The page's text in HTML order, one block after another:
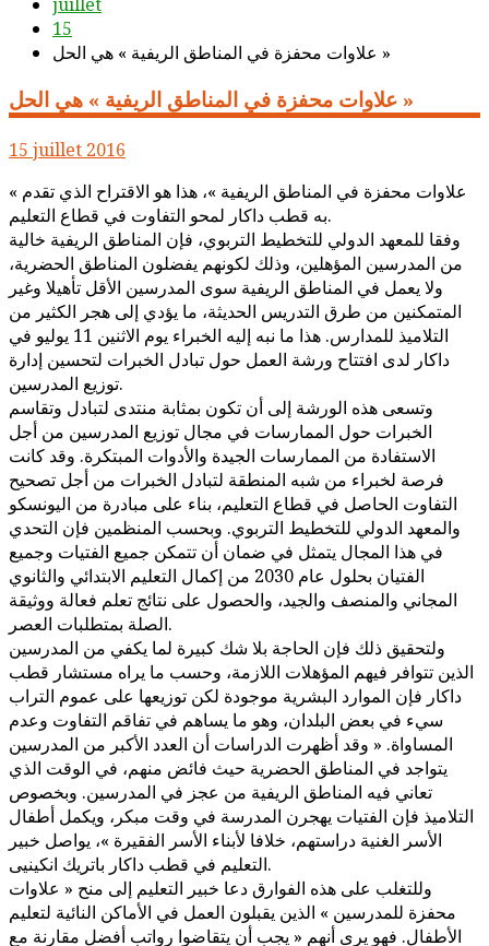
15
علاوات محفزة في المناطق الريفية » هي الحل »
علاوات محفزة في المناطق الريفية » هي الحل »
15 juillet 2016
« علاوات محفزة في المناطق الريفية »، هذا هو الاقتراح الذي تقدم
به قطب داكار لمحو التفاوت في قطاع التعليم.
وفقا للمعهد الدولي للتخطيط التربوي، فإن المناطق الريفية خالية
من المدرسين المؤهلين، وذلك لكونهم يفضلون المناطق الحضرية،
ولا يعمل في المناطق الريفية سوى المدرسين الأقل تأهيلا وغير
المتمكنين من طرق التدريس الحديثة، ما يؤدي إلى هجر الكثير من
التلاميذ للمدارس. هذا ما نبه إليه الخبراء يوم الاثنين 11 يوليو في
داكار لدى افتتاح ورشة العمل حول تبادل الخبرات لتحسين إدارة
توزيع المدرسين.
وتسعى هذه الورشة إلى أن تكون بمثابة منتدى لتبادل وتقاسم
الخبرات حول الممارسات في مجال توزيع المدرسين من أجل
الاستفادة من الممارسات الجيدة والأدوات المبتكرة. وقد كانت
فرصة لخبراء من شبه المنطقة لتبادل الخبرات من أجل تصحيح
التفاوت الحاصل في قطاع التعليم، بناء على مبادرة من اليونسكو
والمعهد الدولي للتخطيط التربوي. وبحسب المنظمين فإن التحدي
في هذا المجال يتمثل في ضمان أن تتمكن جميع الفتيات وجميع
الفتيان بحلول عام 2030 من إكمال التعليم الابتدائي والثانوي
المجاني والمنصف والجيد، والحصول على نتائج تعلم فعالة ووثيقة
الصلة بمتطلبات العصر.
ولتحقيق ذلك فإن الحاجة بلا شك كبيرة لما يكفي من المدرسين
الذين تتوافر فيهم المؤهلات اللازمة، وحسب ما يراه مستشار قطب
داكار فإن الموارد البشرية موجودة لكن توزيعها على عموم التراب
سيء في بعض البلدان، وهو ما يساهم في تفاقم التفاوت وعدم
المساواة. « وقد أظهرت الدراسات أن العدد الأكبر من المدرسين
يتواجد في المناطق الحضرية حيث فائض منهم، في الوقت الذي
تعاني فيه المناطق الريفية من عجز في المدرسين. وبخصوص
التلاميذ فإن الفتيات يهجرن المدرسة في وقت مبكر، ويكمل أطفال
الأسر الغنية دراستهم، خلافا لأبناء الأسر الفقيرة »، يواصل خبير
التعليم في قطب داكار باتريك انكينيى.
وللتغلب على هذه الفوارق دعا خبير التعليم إلى منح « علاوات
محفزة للمدرسين » الذين يقبلون العمل في الأماكن النائية لتعليم
الأطفال. فهو يرى أنهم « يجب أن يتقاضوا رواتب أفضل مقارنة مع